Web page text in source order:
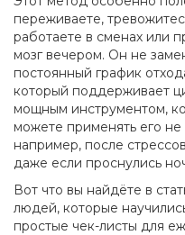
переживаете,
работаете в сменах или
мозг вечером. Он не
постоянный график
который поддерживает
мощным инструментом,
можете применять его
например, после
даже если проснулись
Вот что вы найдёте в
людей, которые
простые чек-листы для